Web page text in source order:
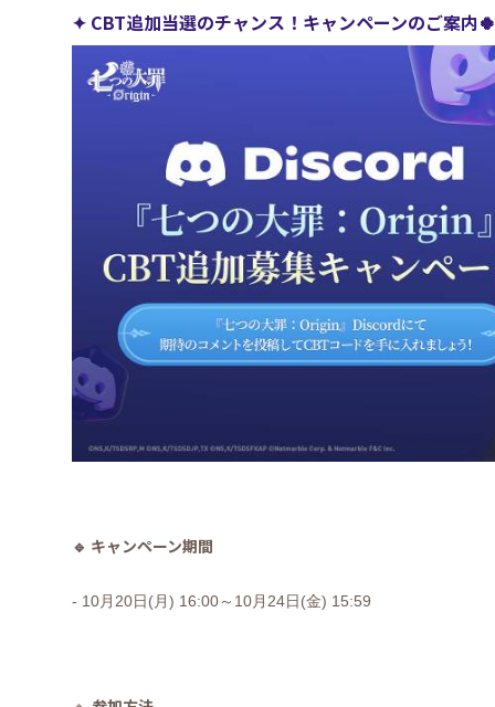
✦ CBT追加当選のチャンス！キャンペーンのご案内
🔹 キャンペーン期間
- 10月 20日(月) 16:00～ 10月 24日(金) 15:59